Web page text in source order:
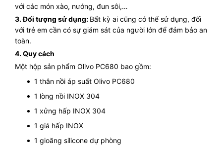
với các món xào, nướng, đun sôi,…
3. Đối tượng sử dụng: Bất kỳ ai cũng có thể sử dụng, đối
với trẻ em cần có sự giám sát của người lớn để đảm bảo an
toàn.
4. Quy cách
Một hộp sản phẩm Olivo PC680 bao gồm:
1 thân nồi áp suất Olivo PC680
1 lòng nồi INOX 304
1 xửng hấp INOX 304
1 giá hấp INOX
1 gioăng silicone dự phòng